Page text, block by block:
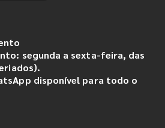
segunda a sexta-feira, das
disponível para todo o